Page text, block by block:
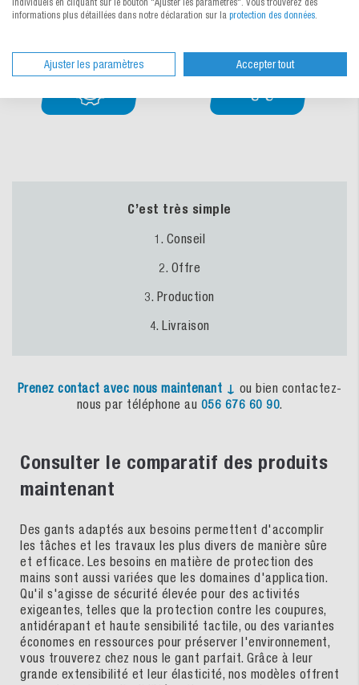
C’est très simple
1. Conseil
2. Offre
3. Production
4. Livraison
Prenez contact avec nous maintenant ↓ ou bien contactez-
nous par téléphone au 056 676 60 90.
Consulter le comparatif des produits
maintenant
Des gants adaptés aux besoins permettent d'accomplir
les tâches et les travaux les plus divers de manière sûre
et efficace. Les besoins en matière de protection des
mains sont aussi variées que les domaines d'application.
Qu'il s'agisse de sécurité élevée pour des activités
exigeantes, telles que la protection contre les coupures,
antidérapant et haute sensibilité tactile, ou des variantes
économes en ressources pour préserver l'environnement,
vous trouverez chez nous le gant parfait. Grâce à leur
grande extensibilité et leur élasticité, nos modèles offrent
individuels en cliquant sur le bouton "Ajuster les paramètres". Vous trouverez des
informations plus détaillées dans notre déclaration sur la protection des données.
Ajuster les paramètres Accepter tout